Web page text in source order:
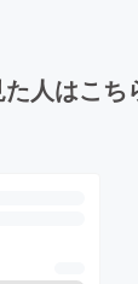
人はこち